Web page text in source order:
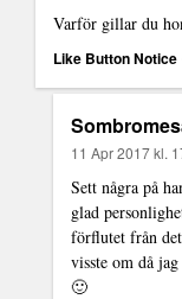
Varför gillar du
Like Button Notice
11 Apr 2017 kl.
Sett några på
glad
förflutet från
visste om då
🙂